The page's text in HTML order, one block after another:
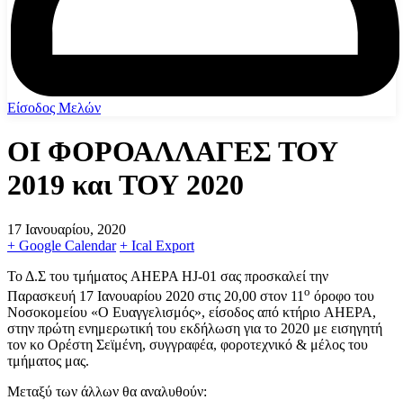
Είσοδος Μελών
OI ΦΟΡΟΑΛΛΑΓΕΣ ΤΟΥ
2019 και ΤΟΥ 2020
17 Ιανουαρίου, 2020
+ Google Calendar + Ical Export
Το Δ.Σ του τμήματος AHEPA HJ-01 σας προσκαλεί την
Παρασκευή 17 Ιανουαρίου 2020 στις 20,00 στον 11 ο όροφο του
Νοσοκομείου «Ο Ευαγγελισμός», είσοδος από κτήριο AHEPA,
στην πρώτη ενημερωτική του εκδήλωση για το 2020 με εισηγητή
τον κο Ορέστη Σεϊμένη, συγγραφέα, φοροτεχνικό & μέλος του
τμήματος μας.
Μεταξύ των άλλων θα αναλυθούν: